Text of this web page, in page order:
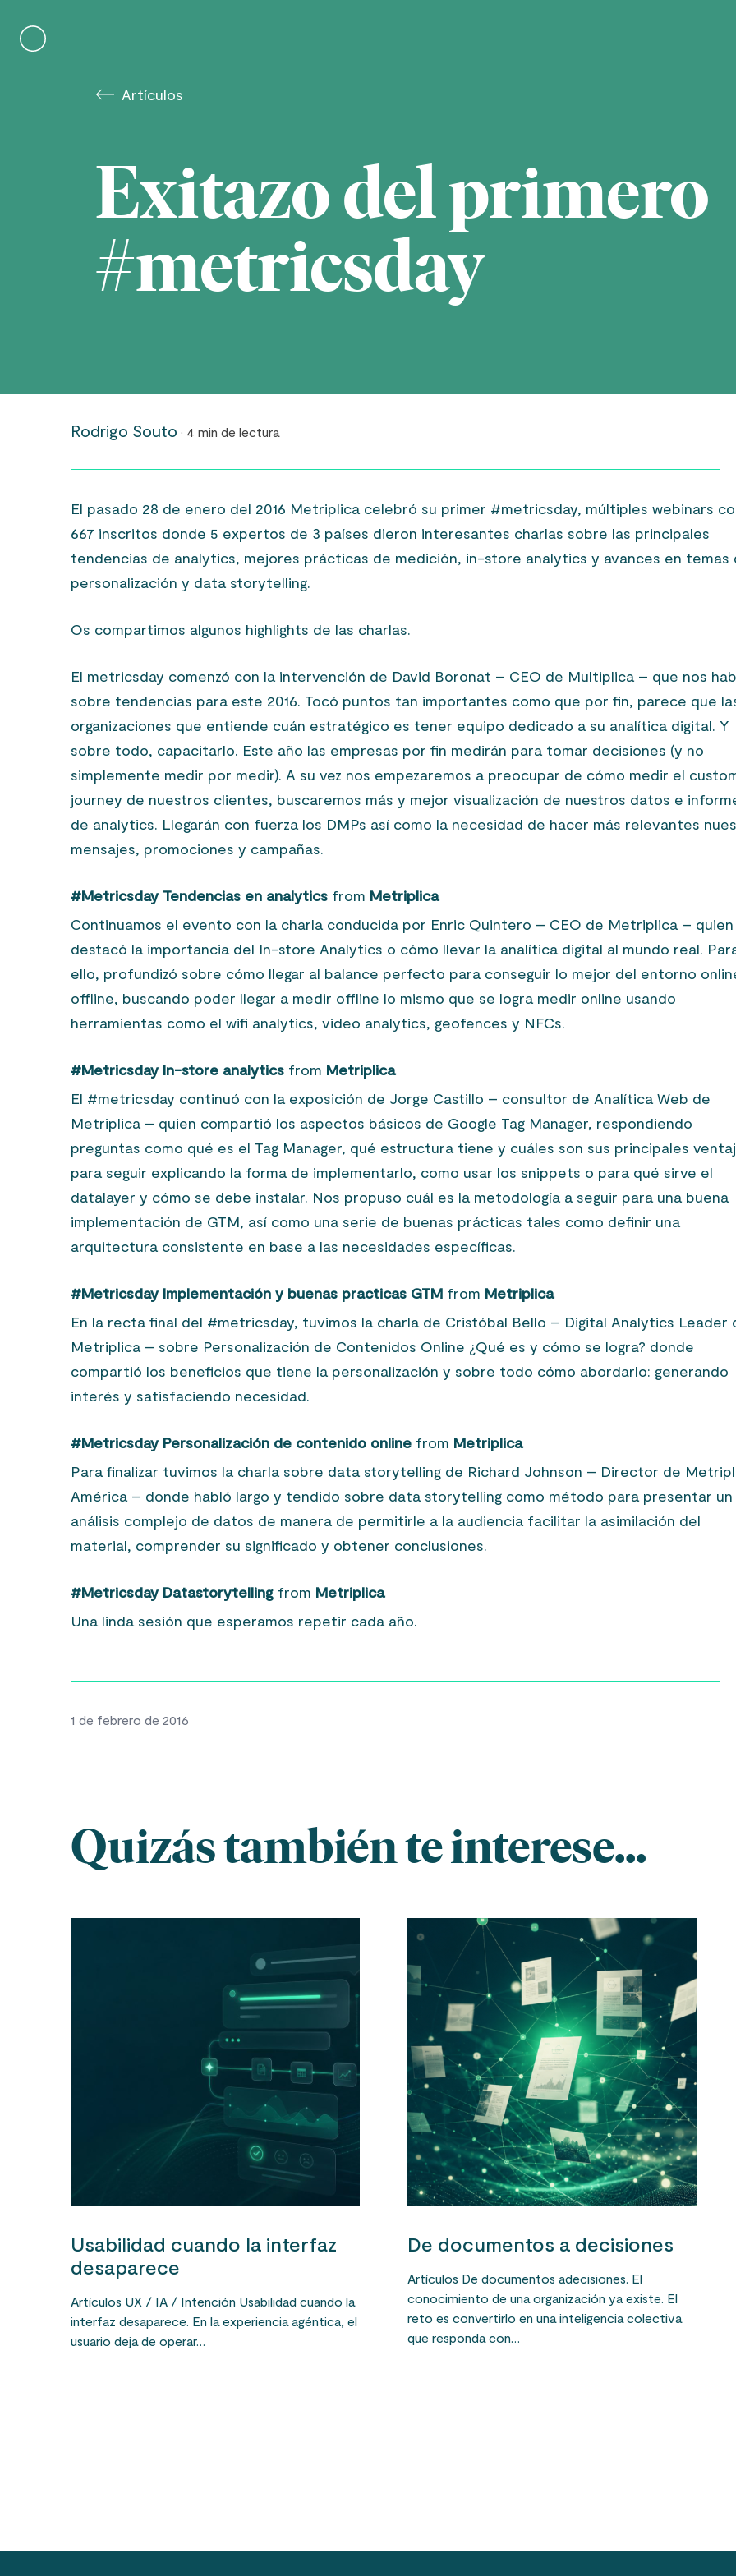
content
Artículos
Exitazo del primero
#metricsday
Rodrigo Souto · 4 min de lectura
El pasado 28 de enero del 2016 Metriplica celebró su primer #metricsday, múltiples webinars
667 inscritos donde 5 expertos de 3 países dieron interesantes charlas sobre las principales
tendencias de analytics, mejores prácticas de medición, in-store analytics y avances en temas
personalización y data storytelling.
Os compartimos algunos highlights de las charlas.
El metricsday comenzó con la intervención de David Boronat – CEO de Multiplica – que nos
sobre tendencias para este 2016. Tocó puntos tan importantes como que por fin, parece que
organizaciones que entiende cuán estratégico es tener equipo dedicado a su analítica digital. Y
sobre todo, capacitarlo. Este año las empresas por fin medirán para tomar decisiones (y no
simplemente medir por medir). A su vez nos empezaremos a preocupar de cómo medir el
journey de nuestros clientes, buscaremos más y mejor visualización de nuestros datos e
de analytics. Llegarán con fuerza los DMPs así como la necesidad de hacer más relevantes
mensajes, promociones y campañas.
#Metricsday Tendencias en analytics from Metriplica
Continuamos el evento con la charla conducida por Enric Quintero – CEO de Metriplica – quien
destacó la importancia del In-store Analytics o cómo llevar la analítica digital al mundo real.
ello, profundizó sobre cómo llegar al balance perfecto para conseguir lo mejor del entorno
offline, buscando poder llegar a medir offline lo mismo que se logra medir online usando
herramientas como el wifi analytics, video analytics, geofences y NFCs.
#Metricsday In-store analytics from Metriplica
El #metricsday continuó con la exposición de Jorge Castillo – consultor de Analítica Web de
Metriplica – quien compartió los aspectos básicos de Google Tag Manager, respondiendo
preguntas como qué es el Tag Manager, qué estructura tiene y cuáles son sus principales
para seguir explicando la forma de implementarlo, como usar los snippets o para qué sirve el
datalayer y cómo se debe instalar. Nos propuso cuál es la metodología a seguir para una buena
implementación de GTM, así como una serie de buenas prácticas tales como definir una
arquitectura consistente en base a las necesidades específicas.
#Metricsday Implementación y buenas practicas GTM from Metriplica
En la recta final del #metricsday, tuvimos la charla de Cristóbal Bello – Digital Analytics Leader
Metriplica – sobre Personalización de Contenidos Online ¿Qué es y cómo se logra? donde
compartió los beneficios que tiene la personalización y sobre todo cómo abordarlo: generando
interés y satisfaciendo necesidad.
#Metricsday Personalización de contenido online from Metriplica
Para finalizar tuvimos la charla sobre data storytelling de Richard Johnson – Director de
América – donde habló largo y tendido sobre data storytelling como método para presentar un
análisis complejo de datos de manera de permitirle a la audiencia facilitar la asimilación del
material, comprender su significado y obtener conclusiones.
#Metricsday Datastorytelling from Metriplica
Una linda sesión que esperamos repetir cada año.
1 de febrero de 2016
Quizás también te interese...
Usabilidad cuando la interfaz
desaparece
Artículos UX / IA / Intención Usabilidad cuando la
interfaz desaparece. En la experiencia agéntica, el
usuario deja de operar…
De documentos a decisiones
Artículos De documentos adecisiones. El
conocimiento de una organización ya existe. El
reto es convertirlo en una inteligencia colectiva
que responda con…